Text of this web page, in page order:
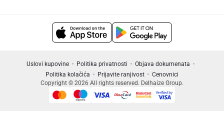
Uslovi kupovine Politika privatnosti
Objava dokumenata
Politika kolačića
Prijavite ranjivost
Cenovnici
Copyright © 2026 All rights reserved. Delhaize Group.